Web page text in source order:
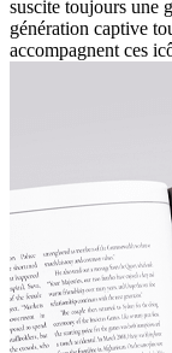
suscite toujours une
génération captive
accompagnent ces